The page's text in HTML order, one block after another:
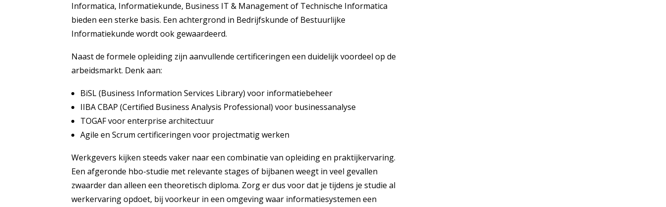
Informatica, Informatiekunde, Business IT & Management of Technische Informatica
bieden een sterke basis. Een achtergrond in Bedrijfskunde of Bestuurlijke
Informatiekunde wordt ook gewaardeerd.
Naast de formele opleiding zijn aanvullende certificeringen een duidelijk voordeel op de
arbeidsmarkt. Denk aan:
BiSL (Business Information Services Library) voor informatiebeheer
IIBA CBAP (Certified Business Analysis Professional) voor businessanalyse
TOGAF voor enterprise architectuur
Agile en Scrum certificeringen voor projectmatig werken
Werkgevers kijken steeds vaker naar een combinatie van opleiding en praktijkervaring.
Een afgeronde hbo-studie met relevante stages of bijbanen weegt in veel gevallen
zwaarder dan alleen een theoretisch diploma. Zorg er dus voor dat je tijdens je studie al
werkervaring opdoet, bij voorkeur in een omgeving waar informatiesystemen een